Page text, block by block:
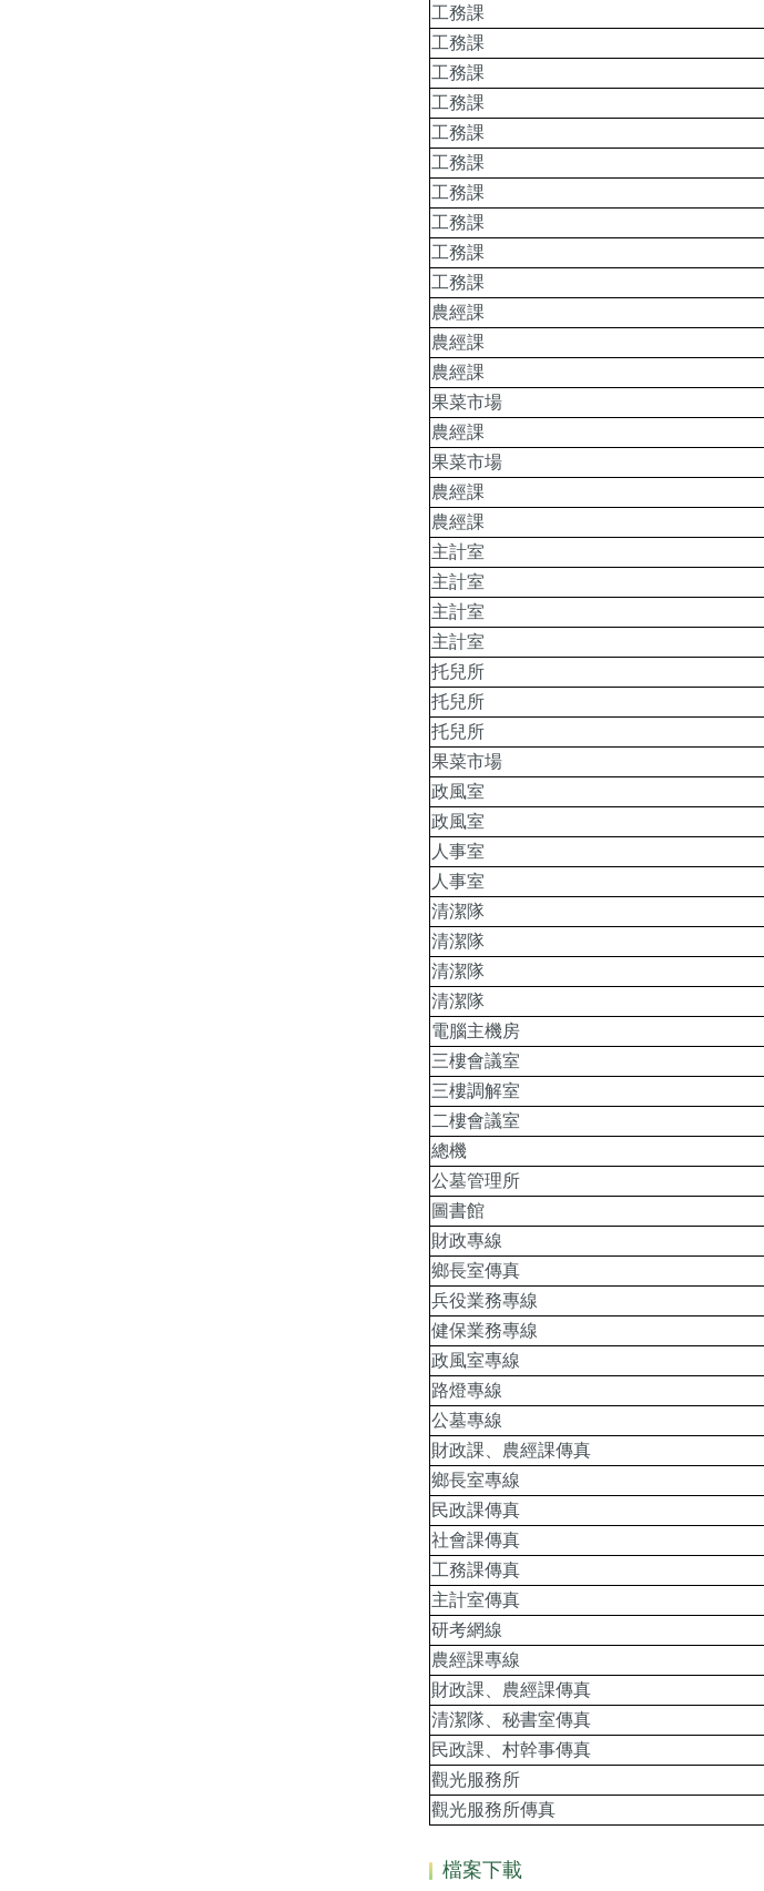
工務課
工務課
工務課
工務課
工務課
工務課
工務課
工務課
工務課
工務課
農經課
農經課
農經課
果菜市場
農經課
果菜市場
農經課
農經課
主計室
主計室
主計室
主計室
托兒所
托兒所
托兒所
果菜市場
政風室
政風室
人事室
人事室
清潔隊
清潔隊
清潔隊
清潔隊
電腦主機房
三樓會議室
三樓調解室
二樓會議室
總機
公墓管理所
圖書館
財政專線
鄉長室傳真
兵役業務專線
健保業務專線
政風室專線
路燈專線
公墓專線
財政課、農經課傳真
鄉長室專線
民政課傳真
社會課傳真
工務課傳真
主計室傳真
研考網線
農經課專線
財政課、農經課傳真
清潔隊、秘書室傳真
民政課、村幹事傳真
觀光服務所
觀光服務所傳真
檔案下載